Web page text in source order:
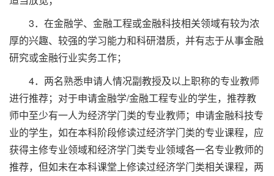
3．在金融学、金融工程或金融科技相关领域有较为浓
厚的兴趣、较强的学习能力和科研潜质，并有志于从事金融
研究或金融行业实务工作；
4．两名熟悉申请人情况副教授及以上职称的专业教师
进行推荐；对于申请金融学/金融工程专业的学生，推荐教
师中至少有一人为经济学门类的专业教师；申请金融科技专
业的学生，如在本科阶段修读过经济学门类的专业课程，应
获得主修专业领域和经济学门类专业领域各一名专业教师的
推荐，但如未在本科课堂上修读过经济学门类相关课程，两